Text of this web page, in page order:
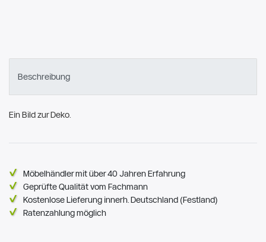
Beschreibung
Ein Bild zur Deko.
Möbelhändler mit über 40 Jahren Erfahrung
Geprüfte Qualität vom Fachmann
Kostenlose Lieferung innerh. Deutschland (Festland)
Ratenzahlung möglich